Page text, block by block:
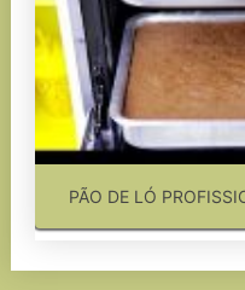
PÃO DE LÓ